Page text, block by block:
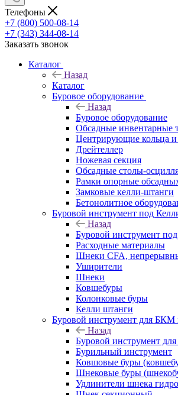
Телефоны
+7 (800) 500-08-14
+7 (343) 344-08-14
Заказать звонок
Каталог
Назад
Каталог
Буровое оборудование
Назад
Буровое оборудование
Обсадные инвентарные
Центрирующие кольца
Дрейтеллер
Ножевая секция
Обсадные столы-
Рамки опорные
Замковые келли-штанги
Бетонолитное
Буровой инструмент под
Назад
Буровой инструмент
Расходные материалы
Шнеки CFA,
Уширители
Шнеки
Ковшебуры
Колонковые буры
Келли штанги
Буровой инструмент для
Назад
Буровой инструмент
Бурильный инструмент
Ковшовые буры
Шнековые буры
Удлинители шнека